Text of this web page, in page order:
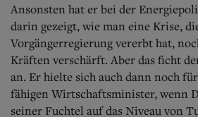
Ansonsten hat er bei der
darin gezeigt, wie man eine Krise,
Vorgängerregierung vererbt hat,
Kräften verschärft. Aber das ficht
an. Er hielte sich auch dann noch
fähigen Wirtschaftsminister, wenn
seiner Fuchtel auf das Niveau von